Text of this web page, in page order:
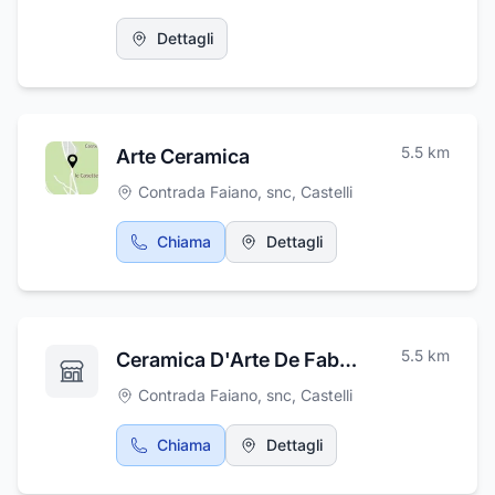
della clientela sono anche il nostro ampio
giardino ed il parcheggio.
Dettagli
Arte Ceramica 5.5 km
Contrada Faiano, snc, Castelli
Chiama Dettagli
Ceramica D'Arte De Fabritiis M. & C. Snc 5.5 km
Contrada Faiano, snc, Castelli
Chiama Dettagli